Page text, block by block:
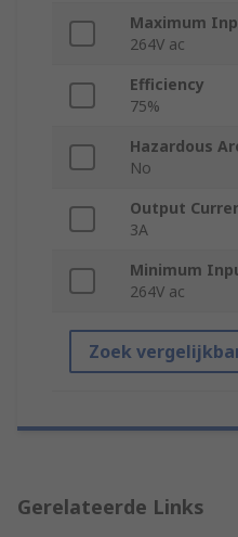
Maximum
264V ac
Efficiency
75%
Hazardous
No
Output
3A
Minimum
264V ac
Zoek
Gerelateerde Links